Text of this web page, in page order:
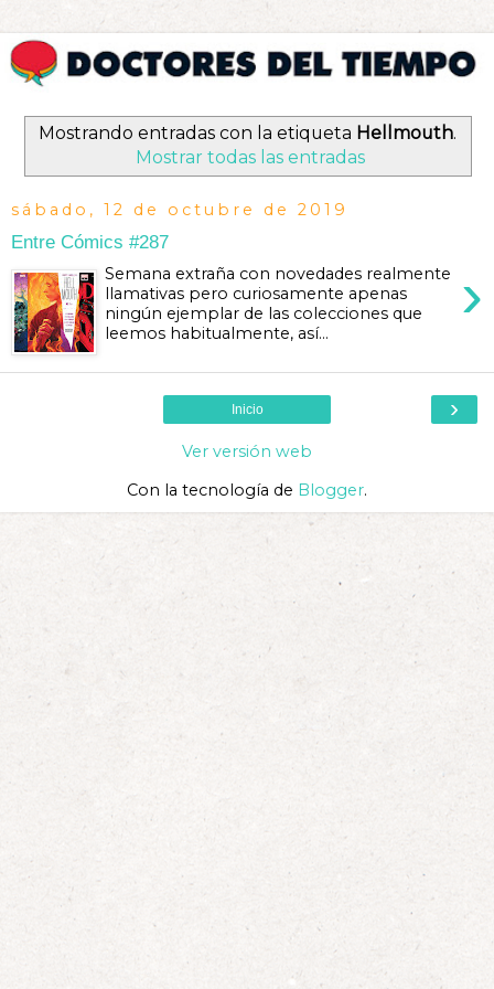
Mostrando entradas con la etiqueta Hellmouth.
Mostrar todas las entradas
sábado, 12 de octubre de 2019
Entre Cómics #287
›
Semana extraña con novedades realmente
llamativas pero curiosamente apenas
ningún ejemplar de las colecciones que
leemos habitualmente, así...
›
Inicio
Ver versión web
Con la tecnología de Blogger.